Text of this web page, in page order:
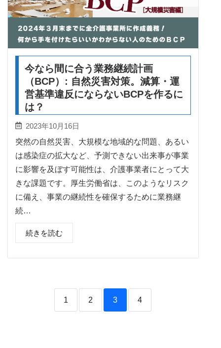
今なら間に合う業務継続計画
（BCP）: 自然災害対策。減算・運
営基準違反にならないBCPを作るに
は？
2023年10月16日
突然の自然災害、大規模な地域的な問題、あるい
は感染症の拡大など、予測できない出来事が事業
に影響を及ぼす可能性は、介護事業者にとって大
きな課題です。厚生労働省は、このようなリスク
に備え、事業の継続性を確保するために業務継
続…
続きを読む
1 2 3 4